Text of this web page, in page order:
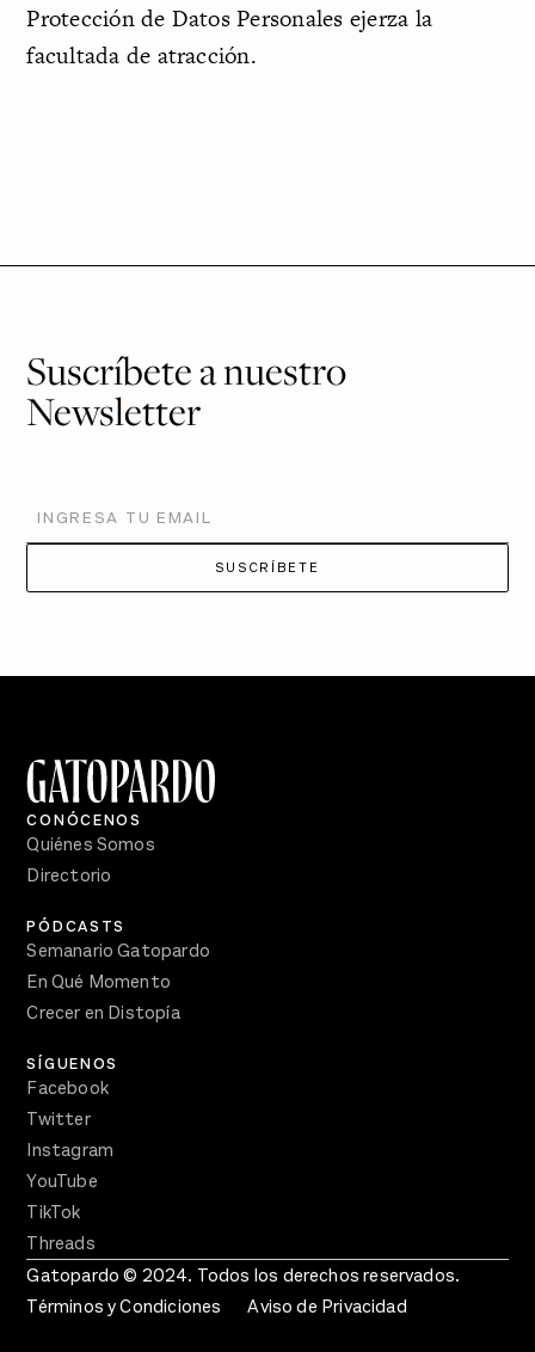
Protección de Datos Personales ejerza la
facultada de atracción.
Suscríbete a nuestro
Newsletter
CONÓCENOS
Quiénes Somos
Directorio
PÓDCASTS
Semanario Gatopardo
En Qué Momento
Crecer en Distopía
SÍGUENOS
Facebook
Twitter
Instagram
YouTube
TikTok
Threads
Gatopardo © 2024. Todos los derechos reservados.
Términos y Condiciones
Aviso de Privacidad